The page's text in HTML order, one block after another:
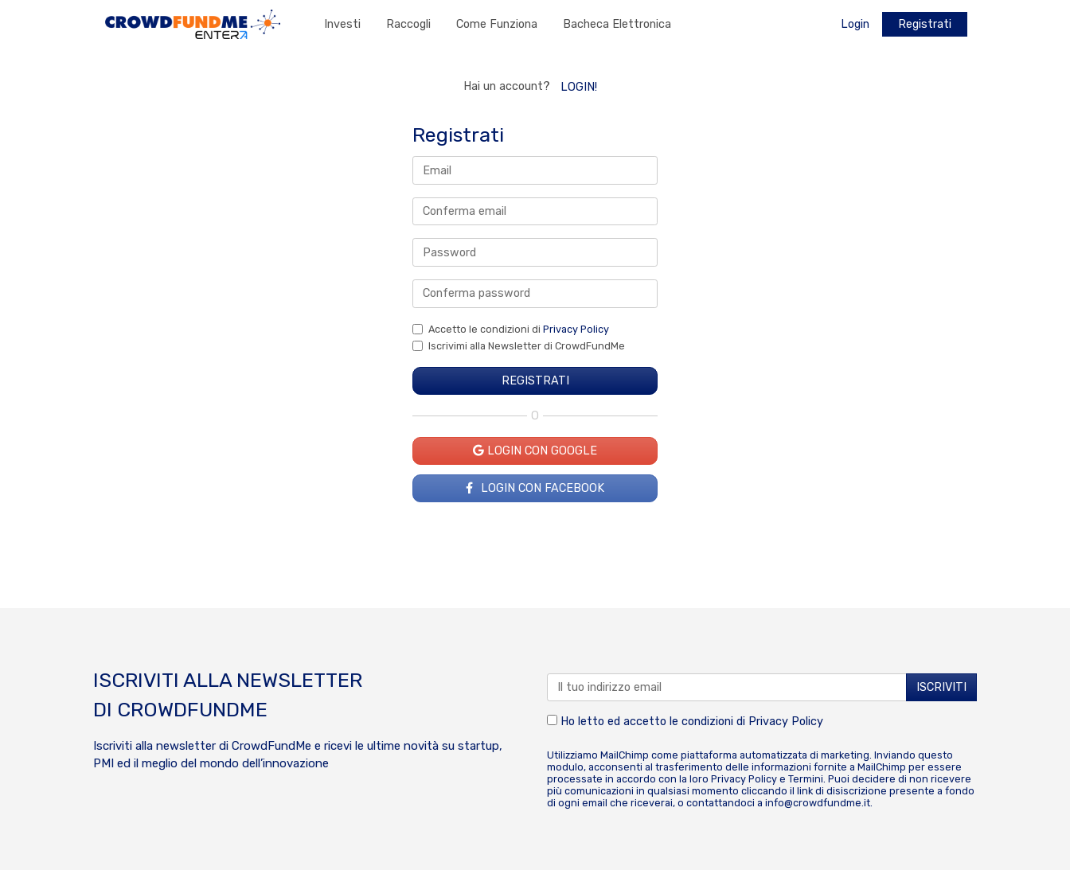
Investi Raccogli Come Funziona Bacheca Elettronica Login Registrati
Hai un account? LOGIN!
Registrati
Accetto le condizioni di Privacy Policy
Iscrivimi alla Newsletter di CrowdFundMe
O
LOGIN CON GOOGLE
LOGIN CON FACEBOOK
ISCRIVITI ALLA NEWSLETTER
DI CROWDFUNDME
Iscriviti alla newsletter di CrowdFundMe e ricevi le ultime novità su startup,
PMI ed il meglio del mondo dell’innovazione
Ho letto ed accetto le condizioni di Privacy Policy
Utilizziamo MailChimp come piattaforma automatizzata di marketing. Inviando questo
modulo, acconsenti al trasferimento delle informazioni fornite a MailChimp per essere
processate in accordo con la loro Privacy Policy e Termini. Puoi decidere di non ricevere
più comunicazioni in qualsiasi momento cliccando il link di disiscrizione presente a fondo
di ogni email che riceverai, o contattandoci a info@crowdfundme.it.